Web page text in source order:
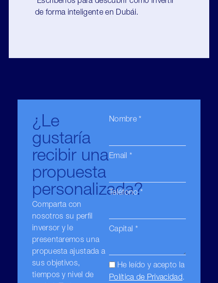
Escríbenos para descubrir cómo invertir
de forma inteligente en Dubái.
¿Le
gustaría
recibir una
propuesta
personalizada?
Comparta con
nosotros su perfil
inversor y le
presentaremos una
propuesta ajustada a
sus objetivos,
tiempos y nivel de
Nombre *
Email *
Teléfono *
Capital *
He leído y acepto la
Política de Privacidad.